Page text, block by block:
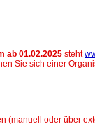
ab 01.02.2025 steht
Sie sich einer
(manuell oder über